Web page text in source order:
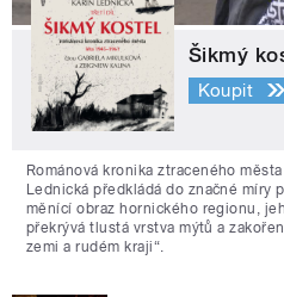
Šikmý
Koupit
Románová kronika ztraceného
Lednická předkládá do značné míry
měnící obraz hornického regionu,
překrývá tlustá vrstva mýtů a
zemi a rudém kraji“.